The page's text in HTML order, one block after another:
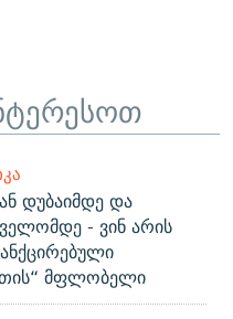
დუბაიმდე და
- ვინ არის
მფლობელი